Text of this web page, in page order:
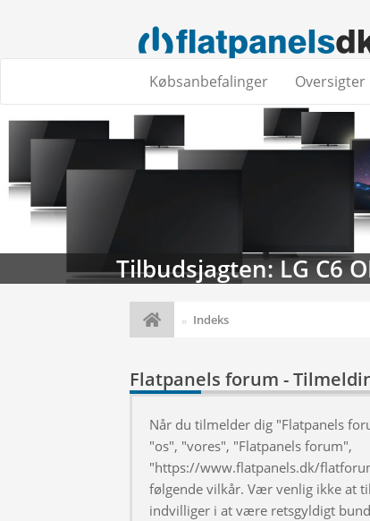
Købsanbefalinger Oversigter
Tilbudsjagten: LG C6
Indeks
Flatpanels forum -
Når du tilmelder dig "Flatpanels
"os", "vores", "Flatpanels forum",
"https://www.flatpanels.dk/
følgende vilkår. Vær venlig ikke at
indvilliger i at være retsgyldigt